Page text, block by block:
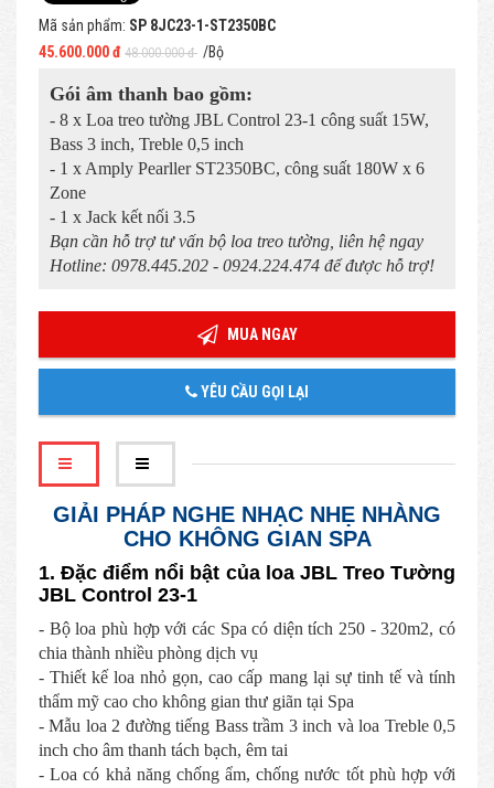
Mã sản phẩm: SP 8JC23-1-ST2350BC
45.600.000 đ 48.000.000 đ /Bộ
Gói âm thanh bao gồm:
- 8 x Loa treo tường JBL Control 23-1 công suất 15W,
Bass 3 inch, Treble 0,5 inch
- 1 x Amply Pearller ST2350BC, công suất 180W x 6
Zone
- 1 x Jack kết nối 3.5
Bạn cần hỗ trợ tư vấn bộ loa treo tường, liên hệ ngay
Hotline: 0978.445.202 - 0924.224.474 để được hỗ trợ!
MUA NGAY
YÊU CẦU GỌI LẠI
GIẢI PHÁP NGHE NHẠC NHẸ NHÀNG
CHO KHÔNG GIAN SPA
1. Đặc điểm nổi bật của loa JBL Treo Tường
JBL Control 23-1
- Bộ loa phù hợp với các Spa có diện tích 250 - 320m2, có
chia thành nhiều phòng dịch vụ
- Thiết kế loa nhỏ gọn, cao cấp mang lại sự tinh tế và tính
thẩm mỹ cao cho không gian thư giãn tại Spa
- Mẫu loa 2 đường tiếng Bass trầm 3 inch và loa Treble 0,5
inch cho âm thanh tách bạch, êm tai
- Loa có khả năng chống ẩm, chống nước tốt phù hợp với